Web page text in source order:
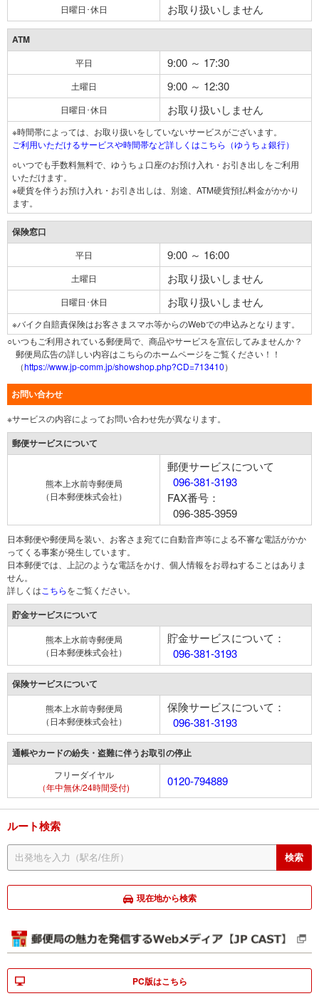
日曜日･休日 お取り扱いしません
ATM
平日 9:00 ～ 17:30
土曜日 9:00 ～ 12:30
日曜日･休日 お取り扱いしません
※時間帯によっては、お取り扱いをしていないサービスがございます。
ご利用いただけるサービスや時間帯など詳しくはこちら（ゆうちょ銀行）
○いつでも手数料無料で、ゆうちょ口座のお預け入れ・お引き出しをご利用
いただけます。
※硬貨を伴うお預け入れ・お引き出しは、別途、ATM硬貨預払料金がかかり
ます。
保険窓口
平日 9:00 ～ 16:00
土曜日 お取り扱いしません
日曜日･休日 お取り扱いしません
※バイク自賠責保険はお客さまスマホ等からのWebでの申込みとなります。
○いつもご利用されている郵便局で、商品やサービスを宣伝してみませんか？
郵便局広告の詳しい内容はこちらのホームページをご覧ください！！
（https://www.jp-comm.jp/showshop.php?CD=713410）
お問い合わせ
※サービスの内容によってお問い合わせ先が異なります。
郵便サービスについて
熊本上水前寺郵便局
（日本郵便株式会社）
郵便サービスについて
096-381-3193
FAX番号：
096-385-3959
日本郵便や郵便局を装い、お客さま宛てに自動音声等による不審な電話がかか
ってくる事案が発生しています。
日本郵便では、上記のような電話をかけ、個人情報をお尋ねすることはありま
せん。
詳しくは こちらをご覧ください。
貯金サービスについて
熊本上水前寺郵便局
（日本郵便株式会社）
貯金サービスについて：
096-381-3193
保険サービスについて
熊本上水前寺郵便局
（日本郵便株式会社）
保険サービスについて：
096-381-3193
通帳やカードの紛失・盗難に伴うお取引の停止
フリーダイヤル
（年中無休/24時間受付)
0120-794889
ルート検索
現在地から検索
PC版はこちら